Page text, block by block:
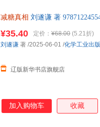
减糖真相 刘遂谦 著
¥35.40 定价： ¥68.00 (5.21折)
辽版新华书店旗舰店
刘遂谦 著 /2025-06-01 /化学工业出
加入购物车 收藏